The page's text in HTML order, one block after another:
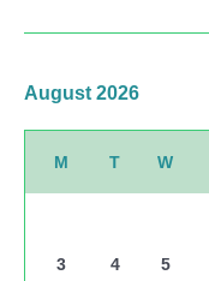
August 2026
M T W
3 4 5